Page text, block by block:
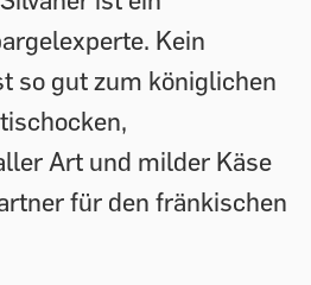
Kein
so gut zum königlichen
Art und milder Käse
für den fränkischen